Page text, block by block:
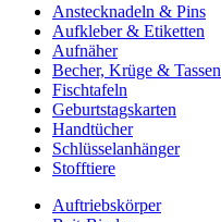
Anstecknadeln & Pins
Aufkleber & Etiketten
Aufnäher
Becher, Krüge & Tassen
Fischtafeln
Geburtstagskarten
Handtücher
Schlüsselanhänger
Stofftiere
Auftriebskörper